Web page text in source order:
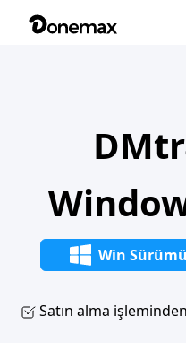
Win Sürümü
Satın alma